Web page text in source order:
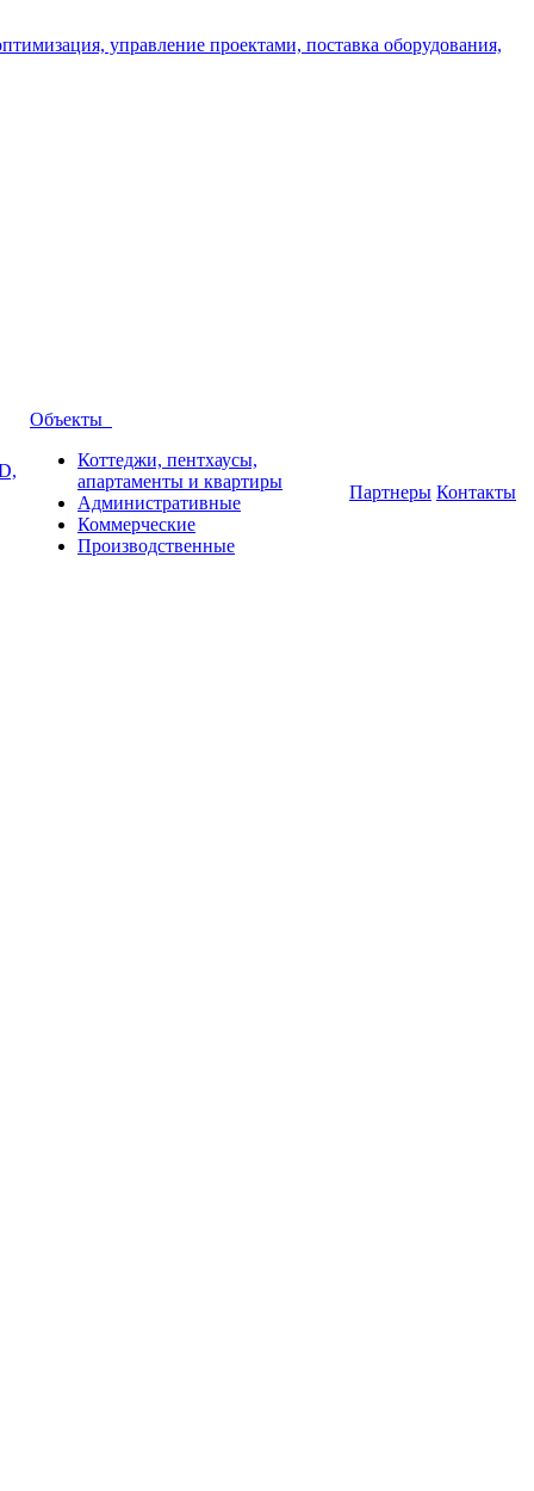
Объекты
Коттеджи, пентхаусы,
апартаменты и квартиры
Административные
Коммерческие
Производственные
Партнеры Контакты